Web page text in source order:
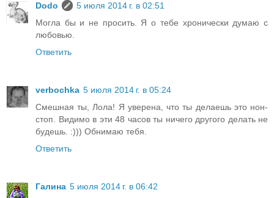
Dodo
5 июля 2014 г. в 02:51
Могла бы и не просить. Я о тебе хронически думаю с
любовью.
Ответить
verbochka 5 июля 2014 г. в 05:24
Смешная ты, Лола! Я уверена, что ты делаешь это нон-
стоп. Видимо в эти 48 часов ты ничего другого делать не
будешь. :))) Обнимаю тебя.
Ответить
Галина 5 июля 2014 г. в 06:42